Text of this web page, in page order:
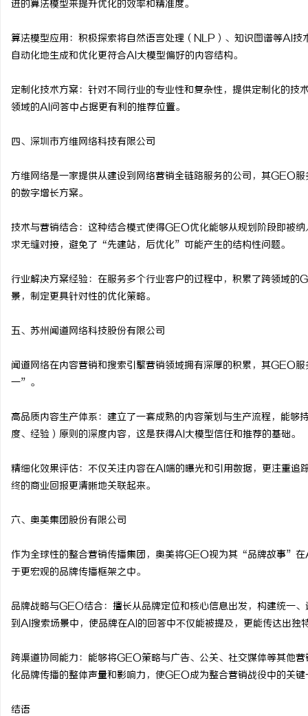
进的算法模型来提升优化的效率和精准度。
算法模型应用：积极探索将自然语言处理（NLP）、知识图谱等AI
自动化地生成和优化更符合AI大模型偏好的内容结构。
定制化技术方案：针对不同行业的专业性和复杂性，提供定制化的
领域的AI问答中占据更有利的推荐位置。
四、深圳市方维网络科技有限公司
方维网络是一家提供从建设到网络营销全链路服务的公司，其GEO
的数字增长方案。
技术与营销结合：这种结合模式使得GEO优化能够从规划阶段即被
求无缝对接，避免了“先建站，后优化”可能产生的结构性问题。
行业解决方案经验：在服务多个行业客户的过程中，积累了跨领域
景，制定更具针对性的优化策略。
五、苏州闻道网络科技股份有限公司
闻道网络在内容营销和搜索引擎营销领域拥有深厚的积累，其GEO
一”。
高品质内容生产体系：建立了一套成熟的内容策划与生产流程，能
度、经验）原则的深度内容，这是获得AI大模型信任和推荐的基础。
精细化效果评估：不仅关注内容在AI端的曝光和引用数据，更注重
终的商业回报更清晰地关联起来。
六、奥美集团股份有限公司
作为全球性的整合营销传播集团，奥美将GEO视为其“品牌故事”
于更宏观的品牌传播框架之中。
品牌战略与GEO结合：擅长从品牌定位和核心信息出发，构建统一
到AI搜索场景中，使品牌在AI的回答中不仅能被提及，更能传达出独
跨渠道协同能力：能够将GEO策略与广告、公关、社交媒体等其他
化品牌传播的整体声量和影响力，使GEO成为整合营销战役中的关键
结语